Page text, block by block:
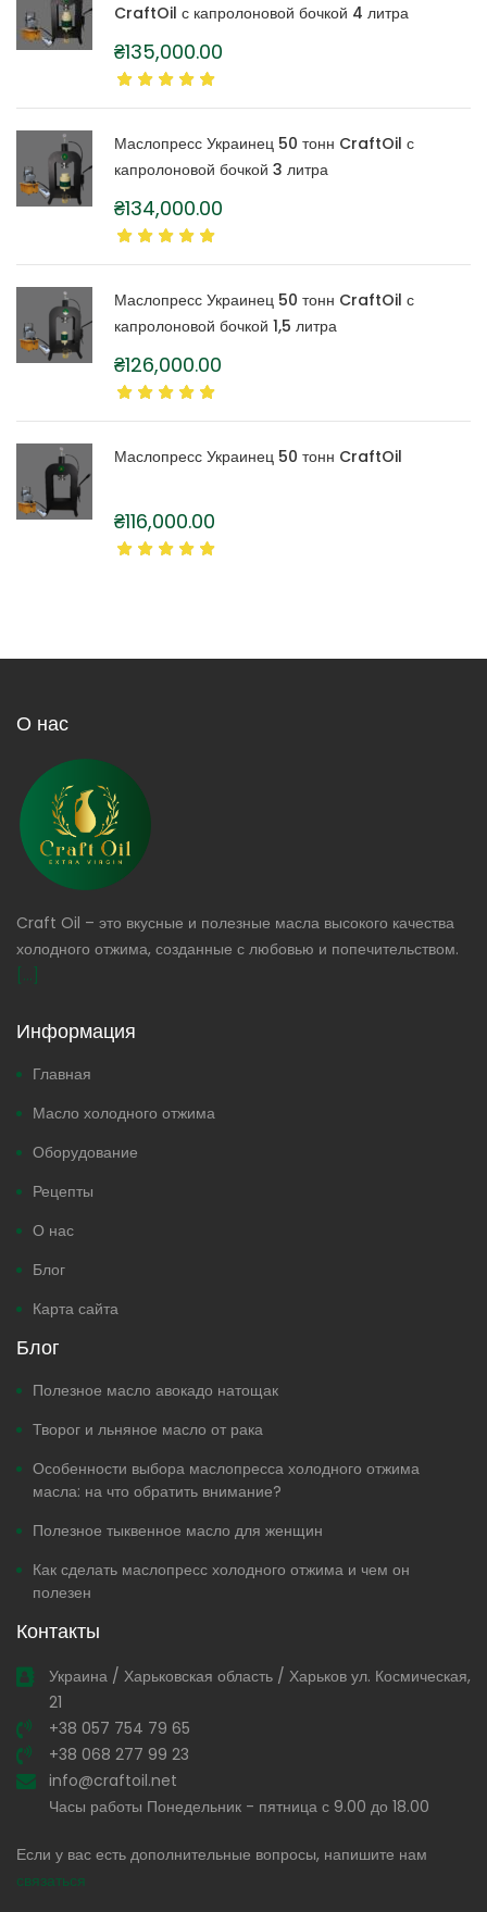
CraftOil с капролоновой бочкой 4 литра
₴135,000.00
Маслопресс Украинец 50 тонн CraftOil с
капролоновой бочкой 3 литра
₴134,000.00
Маслопресс Украинец 50 тонн CraftOil с
капролоновой бочкой 1,5 литра
₴126,000.00
Маслопресс Украинец 50 тонн CraftOil
₴116,000.00
О нас
Craft Oil – это вкусные и полезные масла высокого качества
холодного отжима, созданные с любовью и попечительством.
[...]
Информация
Главная
Масло холодного отжима
Оборудование
Рецепты
О нас
Блог
Карта сайта
Блог
Полезное масло авокадо натощак
Творог и льняное масло от рака
Особенности выбора маслопресса холодного отжима
масла: на что обратить внимание?
Полезное тыквенное масло для женщин
Как сделать маслопресс холодного отжима и чем он
полезен
Контакты
Украина / Харьковская область / Харьков ул. Космическая,
21
+38 057 754 79 65
+38 068 277 99 23
info@craftoil.net
Часы работы Понедельник - пятница с 9.00 до 18.00
Если у вас есть дополнительные вопросы, напишите нам
связаться